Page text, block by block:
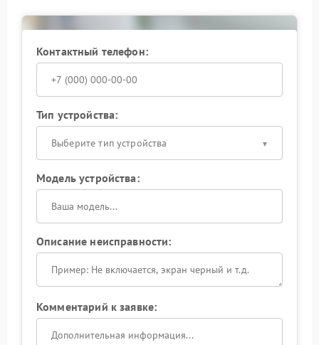
Контактный телефон:
Тип устройства:
Выберите тип устройства
Модель устройства:
Описание неисправности:
Комментарий к заявке: